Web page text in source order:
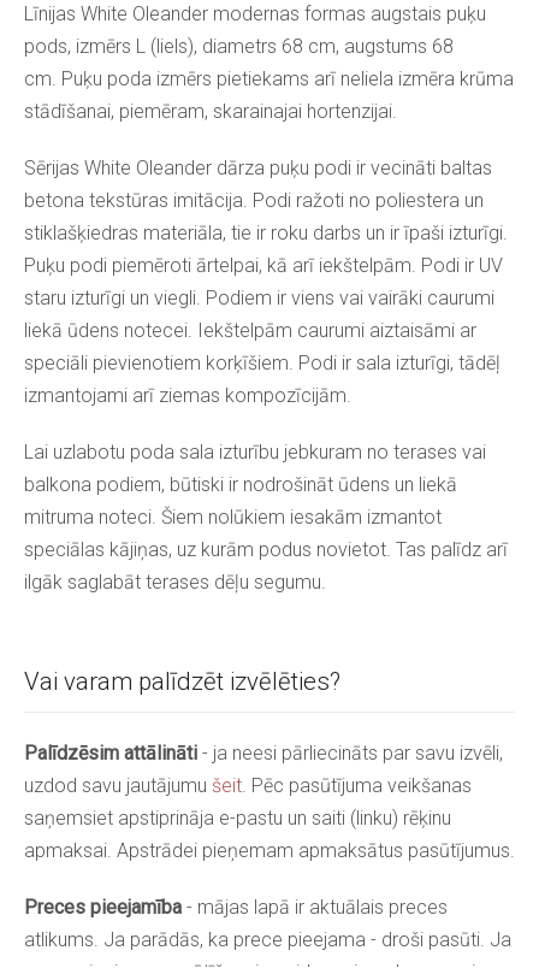
Vai varam palīdzēt izvēlēties?
Palīdzēsim attālināti - ja neesi pārliecināts par savu izvēli,
uzdod savu jautājumu šeit. Pēc pasūtījuma veikšanas
saņemsiet apstiprināja e-pastu un saiti (linku) rēķinu
apmaksai. Apstrādei pieņemam apmaksātus pasūtījumus.
Preces pieejamība - mājas lapā ir aktuālais preces
atlikums. Ja parādās, ka prece pieejama - droši pasūti. Ja
Līnijas White Oleander modernas formas augstais puķu
pods, izmērs L (liels), diametrs 68 cm, augstums 68
cm. Puķu poda izmērs pietiekams arī neliela izmēra krūma
stādīšanai, piemēram, skarainajai hortenzijai.
Sērijas White Oleander dārza puķu podi ir vecināti baltas
betona tekstūras imitācija. Podi ražoti no poliestera un
stiklašķiedras materiāla, tie ir roku darbs un ir īpaši izturīgi.
Puķu podi piemēroti ārtelpai, kā arī iekštelpām. Podi ir UV
staru izturīgi un viegli. Podiem ir viens vai vairāki caurumi
liekā ūdens notecei. Iekštelpām caurumi aiztaisāmi ar
speciāli pievienotiem korķīšiem. Podi ir sala izturīgi, tādēļ
izmantojami arī ziemas kompozīcijām.
Lai uzlabotu poda sala izturību jebkuram no terases vai
balkona podiem, būtiski ir nodrošināt ūdens un liekā
mitruma noteci. Šiem nolūkiem iesakām izmantot
speciālas kājiņas, uz kurām podus novietot. Tas palīdz arī
ilgāk saglabāt terases dēļu segumu.